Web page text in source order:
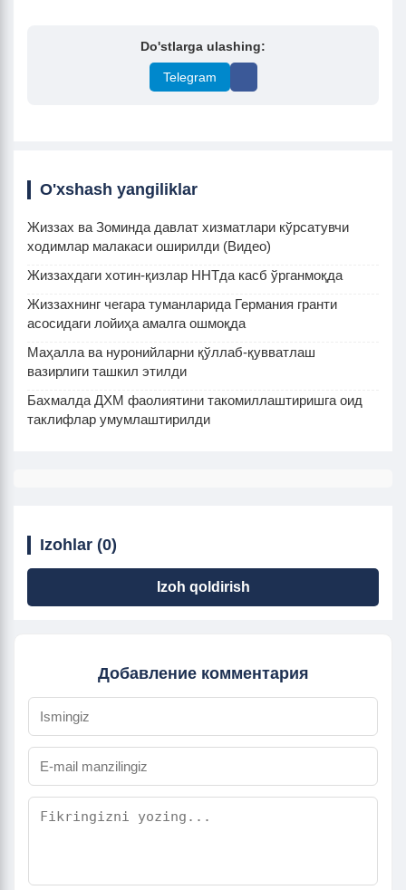
Do'stlarga ulashing:
Telegram
O'xshash yangiliklar
Жиззах ва Зоминда давлат хизматлари кўрсатувчи
ходимлар малакаси оширилди (Видео)
Жиззахдаги хотин-қизлар ННТда касб ўрганмоқда
Жиззахнинг чегара туманларида Германия гранти
асосидаги лойиҳа амалга ошмоқда
Маҳалла ва нуронийларни қўллаб-қувватлаш
вазирлиги ташкил этилди
Бахмалда ДХМ фаолиятини такомиллаштиришга оид
таклифлар умумлаштирилди
Izohlar (0)
Izoh qoldirish
Добавление комментария